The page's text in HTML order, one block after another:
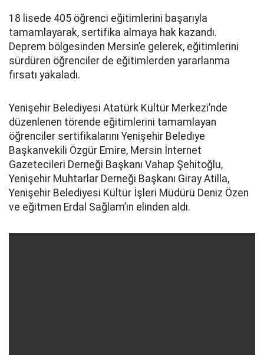
18 lisede 405 öğrenci eğitimlerini başarıyla
tamamlayarak, sertifika almaya hak kazandı.
Deprem bölgesinden Mersin’e gelerek, eğitimlerini
sürdüren öğrenciler de eğitimlerden yararlanma
fırsatı yakaladı.
Yenişehir Belediyesi Atatürk Kültür Merkezi’nde
düzenlenen törende eğitimlerini tamamlayan
öğrenciler sertifikalarını Yenişehir Belediye
Başkanvekili Özgür Emire, Mersin İnternet
Gazetecileri Derneği Başkanı Vahap Şehitoğlu,
Yenişehir Muhtarlar Derneği Başkanı Giray Atilla,
Yenişehir Belediyesi Kültür İşleri Müdürü Deniz Özen
ve eğitmen Erdal Sağlam’ın elinden aldı.